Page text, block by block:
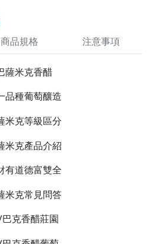
商品規格 注意事項